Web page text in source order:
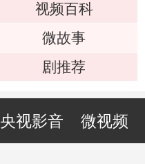
视频百科
微故事
剧推荐
央视影音 微视频